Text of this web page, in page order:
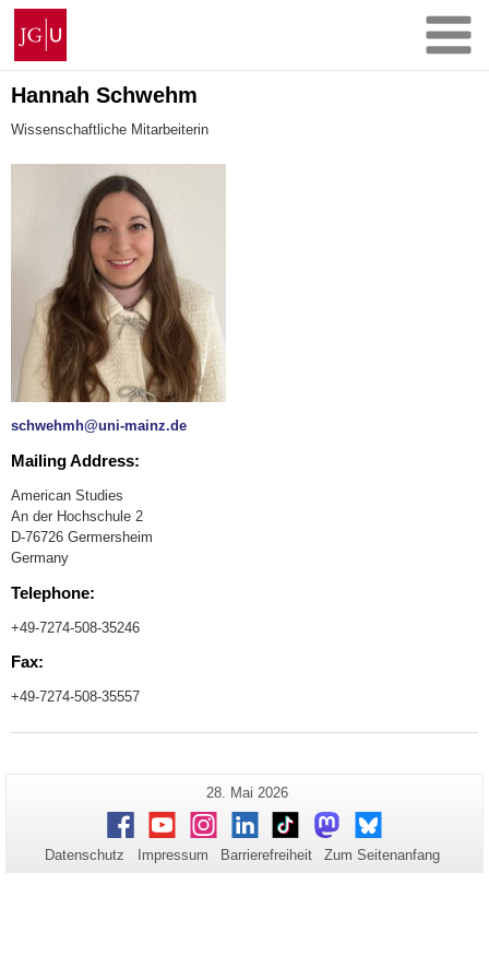
Zum
Inhalt
springen
Johannes
Gutenberg-
Universität
Mainz
Hannah Schwehm
Wissenschaftliche Mitarbeiterin
schwehmh@uni-mainz.de
Mailing Address:
American Studies
An der Hochschule 2
D-76726 Germersheim
Germany
Telephone:
+49-7274-508-35246
Fax:
+49-7274-508-35557
Zusätzliche
Informationen
zu
dieser
Name:
Letzte
Aktualisierung:
28. Mai 2026
Facebook
YoutubeInstagram
LinkedInTikTokMastodonBluesky
Datenschutz Impressum Barrierefreiheit Zum Seitenanfang